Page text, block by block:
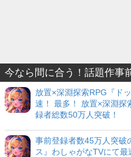
今なら間に合う！話題作事
放置×深淵探索RPG『ド
速！ 最多！ 放置×深淵探
録者総数50万人突破！
事前登録者数45万人突破
ス』わしゃがなTVにて最